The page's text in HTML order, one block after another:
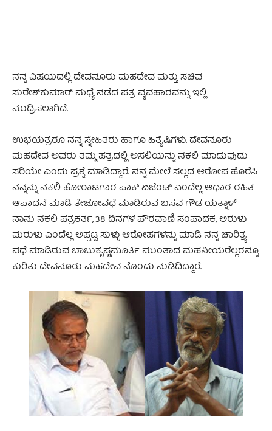
ನನ್ನ ವಿಷಯದಲ್ಲಿ ದೇವನೂರು ಮಹದೇವ ಮತ್ತು ಸಚಿವ
ಸುರೇಶ್‌ಕುಮಾರ್ ಮಧ್ಯೆ ನಡೆದ ಪತ್ರ ವ್ಯವಹಾರವನ್ನು ಇಲ್ಲಿ
ಮುದ್ರಿಸಲಾಗಿದೆ.
ಉಭಯತ್ರರೂ ನನ್ನ ಸ್ನೇಹಿತರು ಹಾಗೂ ಹಿತೈಷಿಗಳು. ದೇವನೂರು
ಮಹದೇವ ಅವರು ತಮ್ಮ ಪತ್ರದಲ್ಲಿ ಅಸಲಿಯನ್ನು ನಕಲಿ ಮಾಡುವುದು
ಸರಿಯೇ ಎಂದು ಪ್ರಶ್ನೆ ಮಾಡಿದ್ದಾರೆ. ನನ್ನ ಮೇಲೆ ಸಲ್ಲದ ಆರೋಪ ಹೊರೆಸಿ
ನನ್ನನ್ನು ನಕಲಿ ಹೋರಾಟಗಾರ ಪಾಕ್ ಏಜೆಂಟ್ ಎಂದೆಲ್ಲ ಆಧಾರ ರಹಿತ
ಆಪಾದನೆ ಮಾಡಿ ತೇಜೋವಧೆ ಮಾಡಿರುವ ಬಸವ ಗೌಡ ಯತ್ನಾಳ್
ನಾನು ನಕಲಿ ಪತ್ರಕರ್ತ, 38 ದಿನಗಳ ಪೌರವಾಣಿ ಸಂಪಾದಕ, ಅರುಳು
ಮರುಳು ಎಂದೆಲ್ಲ ಅಪ್ಪಟ್ಟ ಸುಳ್ಳು ಆರೋಪಗಳನ್ನು ಮಾಡಿ ನನ್ನ ಚಾರಿತ್ರ್ಯ
ವಧೆ ಮಾಡಿರುವ ಬಾಬುಕೃಷ್ಣಮೂರ್ತಿ ಮುಂತಾದ ಮಹನೀಯರೆಲ್ಲರನ್ನೂ
ಕುರಿತು ದೇವನೂರು ಮಹದೇವ ನೊಂದು ನುಡಿದಿದ್ದಾರೆ.